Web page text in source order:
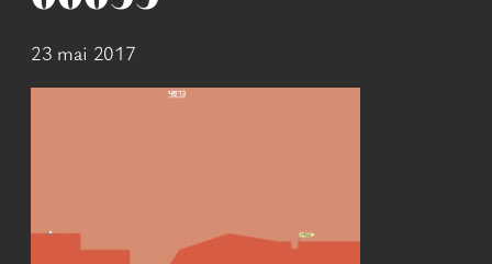
23 mai 2017